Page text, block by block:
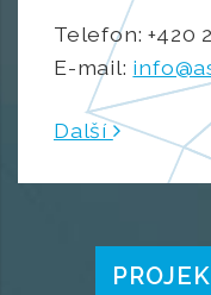
Telefon: +420
E-mail:
Další